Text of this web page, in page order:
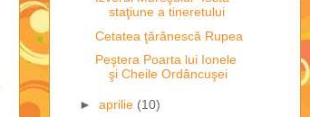
staţiune a tineretului
Cetatea ţărănescă Rupea
Peştera Poarta lui Ionele
şi Cheile Ordâncuşei
► aprilie (10)